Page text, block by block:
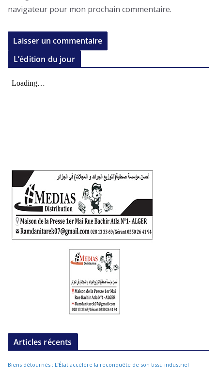
navigateur pour mon prochain commentaire.
L’édition du jour
Articles récents
Biens détournés : L’État accélère la reconquête de son tissu industriel